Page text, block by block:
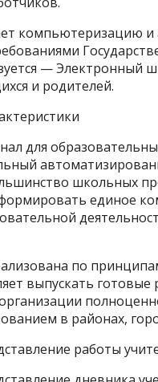
компьютеризацию
— Электронный
и родителей.
для
школьных
единое
по
выпускать
в районах,
работы